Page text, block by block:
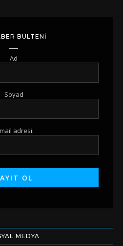
BÜLTENI
Ad
Soyad
adresi:
MEDYA